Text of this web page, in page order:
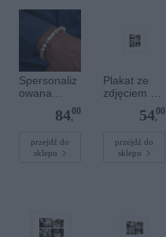
Spersonaliz
owana
bransoletka
szlachetnym
i - Szary - M
84,
00
przejdź do
sklepu
Plakat ze
zdjęciem 20
54,
00
przejdź do
sklepu